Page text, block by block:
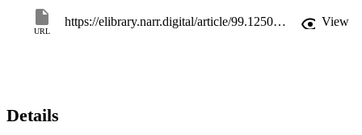
particolare attributivi e non attributivi).
URL
https://elibrary.narr.digital/article/99.125005/vox201310138 View
Details